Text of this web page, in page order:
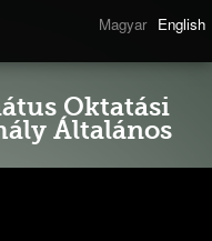
Magyar English
Oktatási
Általános